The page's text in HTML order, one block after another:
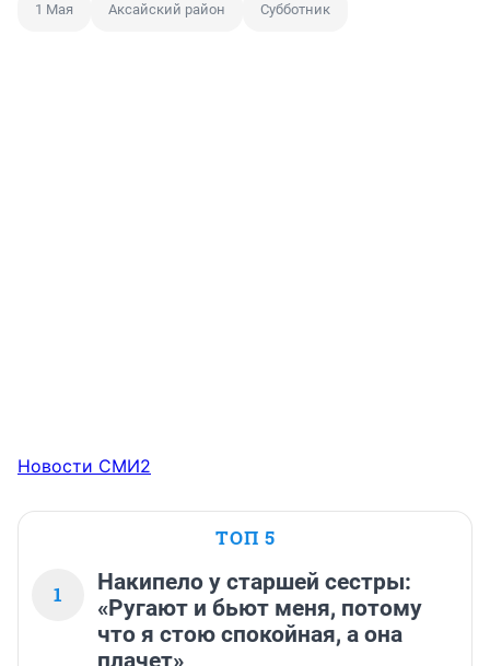
1 Мая Аксайский район Субботник
Новости СМИ2
ТОП 5
1
Накипело у старшей сестры:
«Ругают и бьют меня, потому
что я стою спокойная, а она
плачет»